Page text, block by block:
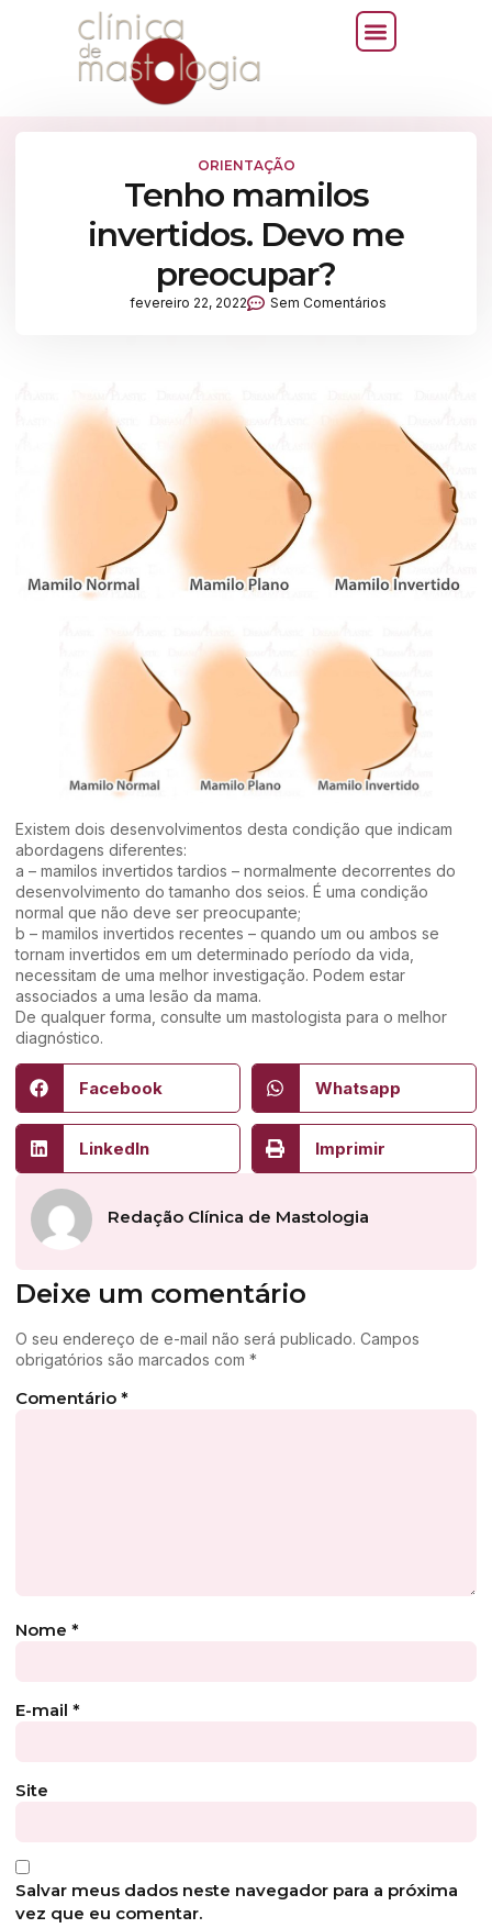
ORIENTAÇÃO
Tenho mamilos
invertidos. Devo me
preocupar?
fevereiro 22, 2022 Sem Comentários
Existem dois desenvolvimentos desta condição que indicam
abordagens diferentes:
a – mamilos invertidos tardios – normalmente decorrentes do
desenvolvimento do tamanho dos seios. É uma condição
normal que não deve ser preocupante;
b – mamilos invertidos recentes – quando um ou ambos se
tornam invertidos em um determinado período da vida,
necessitam de uma melhor investigação. Podem estar
associados a uma lesão da mama.
De qualquer forma, consulte um mastologista para o melhor
diagnóstico.
Facebook Whatsapp
LinkedIn Imprimir
Redação Clínica de Mastologia
Deixe um comentário
O seu endereço de e-mail não será publicado. Campos
obrigatórios são marcados com *
Comentário *
Nome *
E-mail *
Site
Salvar meus dados neste navegador para a próxima
vez que eu comentar.